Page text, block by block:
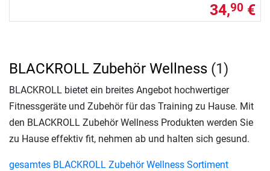
34,90 €
BLACKROLL Zubehör Wellness (1)
BLACKROLL bietet ein breites Angebot hochwertiger
Fitnessgeräte und Zubehör für das Training zu Hause. Mit
den BLACKROLL Zubehör Wellness Produkten werden Sie
zu Hause effektiv fit, nehmen ab und halten sich gesund.
gesamtes BLACKROLL Zubehör Wellness Sortiment